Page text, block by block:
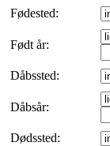
Fødested:
Født år:
Dåbssted:
Dåbsår:
Dødssted: